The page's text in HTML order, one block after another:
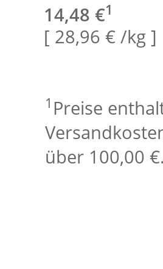
14,48 €1
[ 28,96 € /kg ]
1 Preise
über 100,00 €.